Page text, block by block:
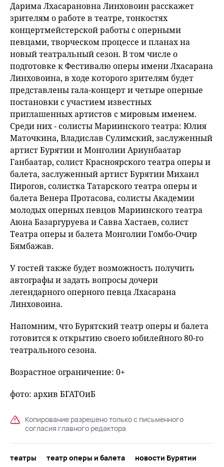
Дарима Лхасарановна Линховоин расскажет
зрителям о работе в театре, тонкостях
концертмейстерской работы с оперными
певцами, творческом процессе и планах на
новый театральный сезон. В том числе о
подготовке к Фестивалю оперы имени Лхасарана
Линховоина, в ходе которого зрителям будет
представлены гала-концерт и четыре оперные
постановки с участием известных
приглашенных артистов с мировым именем.
Среди них - солисты Мариинского театра: Юлия
Маточкина, Владислав Сулимский, заслуженный
артист Бурятии и Монголии Ариунбаатар
Ганбаатар, солист Красноярского театра оперы и
балета, заслуженный артист Бурятии Михаил
Пирогов, солистка Татарского театра оперы и
балета Венера Протасова, солисты Академии
молодых оперных певцов Мариинского театра
Аюна Базаргуруева и Савва Хастаев, солист
Театра оперы и балета Монголии Гомбо-Очир
Бямбажав.
У гостей также будет возможность получить
автографы и задать вопросы дочери
легендарного оперного певца Лхасарана
Линховоина.
Напомним, что Бурятский театр оперы и балета
готовится к открытию своего юбилейного 80-го
театрального сезона.
Возрастное ограничение: 0+
фото: архив БГАТОиБ
Копирование разрешено только с письменного
согласия главного редактора
театры театр оперы и балета
новости Бурятии